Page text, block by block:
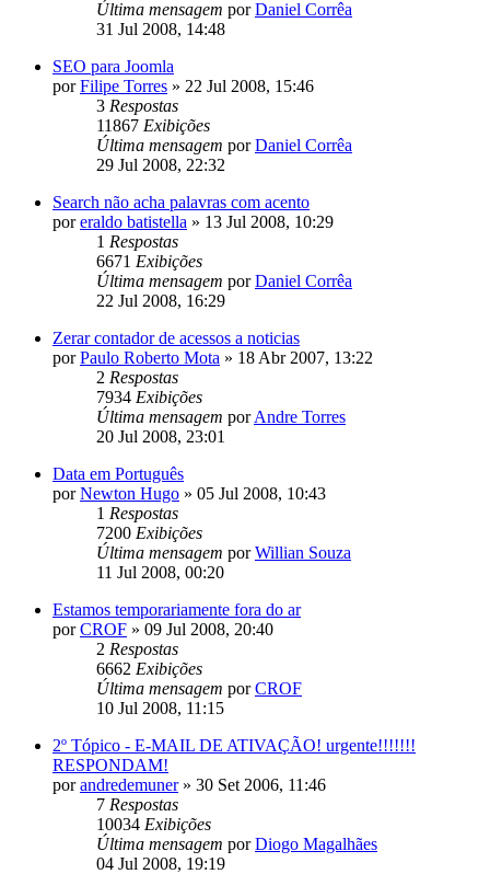
Última mensagem porDaniel Corrêa
31 Jul 2008, 14:48
SEO para Joomla
porFilipe Torres » 22 Jul 2008, 15:46
3 Respostas
11867 Exibições
Última mensagem porDaniel Corrêa
29 Jul 2008, 22:32
Search não acha palavras com acento
poreraldo batistella » 13 Jul 2008, 10:29
1 Respostas
6671 Exibições
Última mensagem porDaniel Corrêa
22 Jul 2008, 16:29
Zerar contador de acessos a noticias
porPaulo Roberto Mota » 18 Abr 2007, 13:22
2 Respostas
7934 Exibições
Última mensagem porAndre Torres
20 Jul 2008, 23:01
Data em Português
porNewton Hugo » 05 Jul 2008, 10:43
1 Respostas
7200 Exibições
Última mensagem porWillian Souza
11 Jul 2008, 00:20
Estamos temporariamente fora do ar
porCROF » 09 Jul 2008, 20:40
2 Respostas
6662 Exibições
Última mensagem porCROF
10 Jul 2008, 11:15
2º Tópico - E-MAIL DE ATIVAÇÃO! urgente!!!!!!!
RESPONDAM!
porandredemuner» 30 Set 2006, 11:46
7 Respostas
10034 Exibições
Última mensagem porDiogo Magalhães
04 Jul 2008, 19:19